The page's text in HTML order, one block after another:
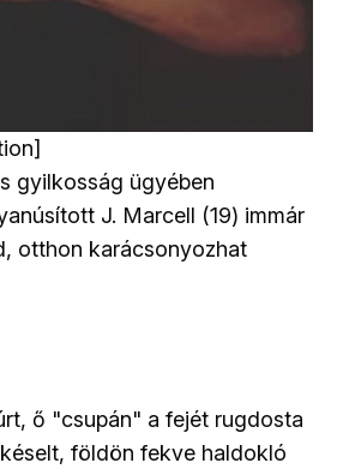
gyilkosság ügyében
J. Marcell (19) immár
otthon karácsonyozhat
ő "csupán" a fejét rugdosta
földön fekve haldokló